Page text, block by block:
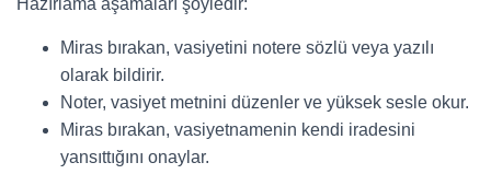
Hazırlama aşamaları şöyledir:
Miras bırakan, vasiyetini notere sözlü veya yazılı
olarak bildirir.
Noter, vasiyet metnini düzenler ve yüksek sesle okur.
Miras bırakan, vasiyetnamenin kendi iradesini
yansıttığını onaylar.